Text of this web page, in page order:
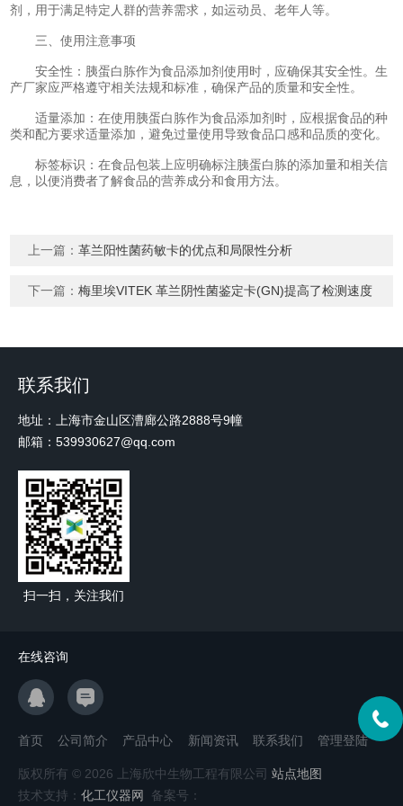
剂，用于满足特定人群的营养需求，如运动员、老年人等。
三、使用注意事项
安全性：胰蛋白胨作为食品添加剂使用时，应确保其安全性。生
产厂家应严格遵守相关法规和标准，确保产品的质量和安全性。
适量添加：在使用胰蛋白胨作为食品添加剂时，应根据食品的种
类和配方要求适量添加，避免过量使用导致食品口感和品质的变化。
标签标识：在食品包装上应明确标注胰蛋白胨的添加量和相关信
息，以便消费者了解食品的营养成分和食用方法。
上一篇：革兰阳性菌药敏卡的优点和局限性分析
下一篇：梅里埃VITEK 革兰阴性菌鉴定卡(GN)提高了检测速度
联系我们
地址：上海市金山区漕廊公路2888号9幢
邮箱：539930627@qq.com
扫一扫，关注我们
在线咨询
首页 公司简介 产品中心 新闻资讯 联系我们 管理登陆
版权所有 © 2026 上海欣中生物工程有限公司 站点地图
技术支持： 化工仪器网 备案号：